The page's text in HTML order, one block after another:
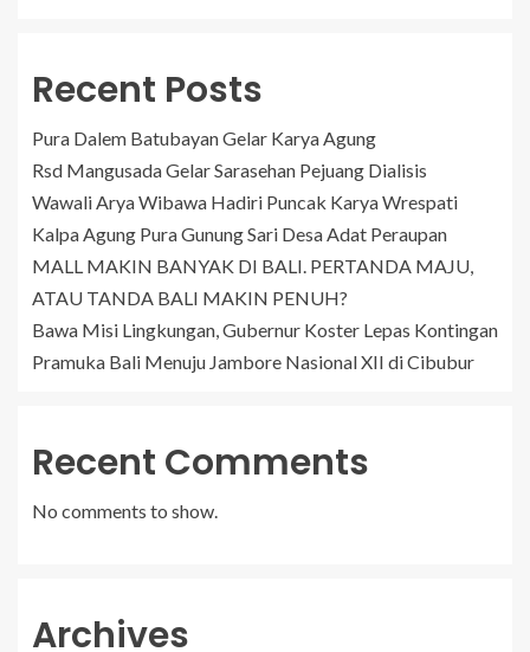
Recent Posts
Pura Dalem Batubayan Gelar Karya Agung
Rsd Mangusada Gelar Sarasehan Pejuang Dialisis
Wawali Arya Wibawa Hadiri Puncak Karya Wrespati
Kalpa Agung Pura Gunung Sari Desa Adat Peraupan
MALL MAKIN BANYAK DI BALI. PERTANDA MAJU,
ATAU TANDA BALI MAKIN PENUH?
Bawa Misi Lingkungan, Gubernur Koster Lepas Kontingan
Pramuka Bali Menuju Jambore Nasional XII di Cibubur
Recent Comments
No comments to show.
Archives